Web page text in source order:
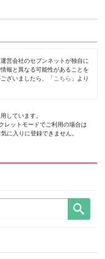
営会社のセブンネットが独自に
報と異なる可能性があることを
ざいましたら、「 こちら 」より
しています。
レットモードでご利用の場合は
に入りに登録できません。